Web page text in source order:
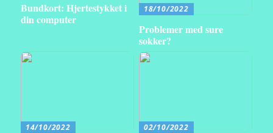
Bundkort: Hjertestykket i
din computer
18/10/2022
Problemer med sure
sokker?
14/10/2022 02/10/2022